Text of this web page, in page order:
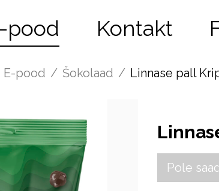
pood Kontakt
E-pood / Šokolaad / Linnase pall
Pole